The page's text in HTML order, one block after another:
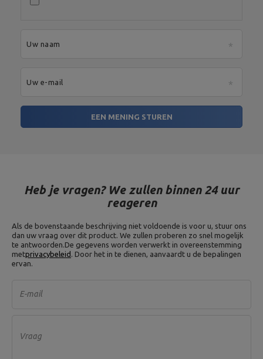
Uw naam
Uw e-mail
EEN MENING STUREN
Heb je vragen? We zullen binnen 24 uur
reageren
Als de bovenstaande beschrijving niet voldoende is voor u, stuur ons
dan uw vraag over dit product. We zullen proberen zo snel mogelijk
te antwoorden.De gegevens worden verwerkt in overeenstemming
metprivacybeleid . Door het in te dienen, aanvaardt u de bepalingen
ervan.
E-mail
Vraag